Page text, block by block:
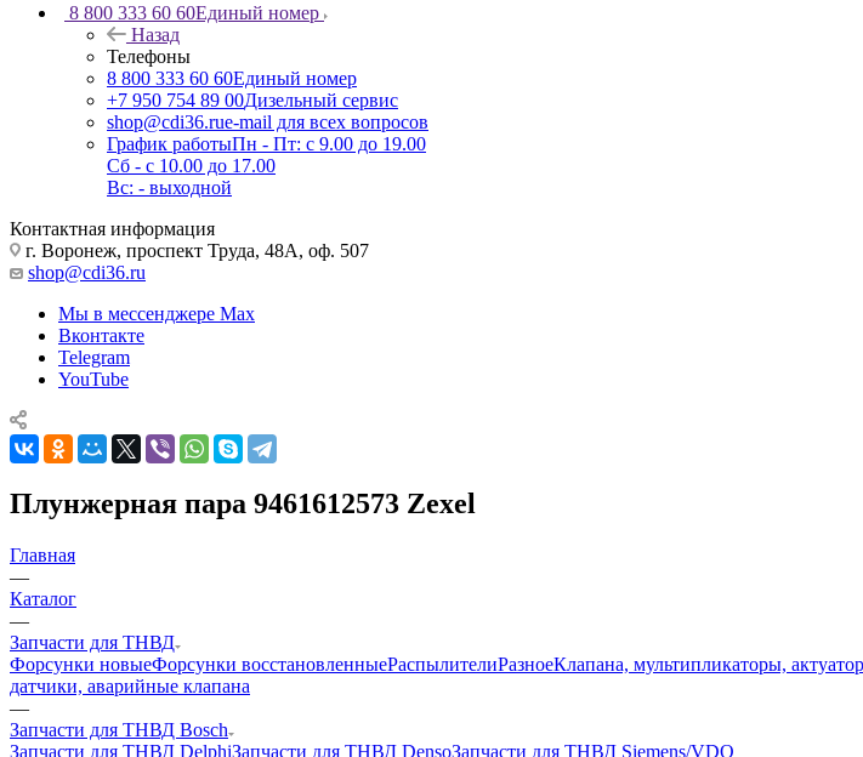
8 800 333 60 60Единый номер
Назад
Телефоны
8 800 333 60 60Единый номер
+7 950 754 89 00Дизельный сервис
shop@cdi36.rue-mail для всех вопросов
График работыПн - Пт: с 9.00 до 19.00
Сб - с 10.00 до 17.00
Вс: - выходной
Контактная информация
г. Воронеж, проспект Труда, 48А, оф. 507
shop@cdi36.ru
Мы в мессенджере Max
Вконтакте
Telegram
YouTube
Плунжерная пара 9461612573 Zexel
Главная
—
Каталог
—
Запчасти для ТНВД
Форсунки новыеФорсунки восстановленныеРаспылителиРазноеКлапана, мультипликаторы,
датчики, аварийные клапана
—
Запчасти для ТНВД Bosch
Запчасти для ТНВД DelphiЗапчасти для ТНВД DensoЗапчасти для ТНВД Siemens/VDO